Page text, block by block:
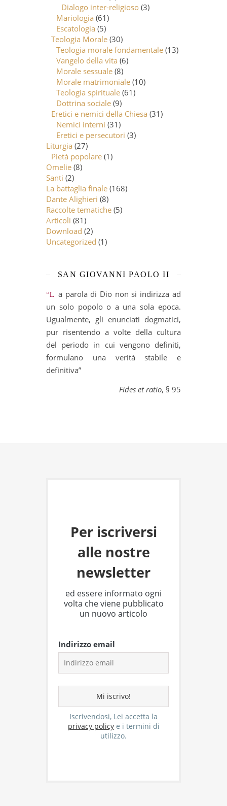
Dialogo inter-religioso (3)
Mariologia (61)
Escatologia (5)
Teologia Morale (30)
Teologia morale fondamentale (13)
Vangelo della vita (6)
Morale sessuale (8)
Morale matrimoniale (10)
Teologia spirituale (61)
Dottrina sociale (9)
Eretici e nemici della Chiesa (31)
Nemici interni (31)
Eretici e persecutori (3)
Liturgia (27)
Pietà popolare (1)
Omelie (8)
Santi (2)
La battaglia finale (168)
Dante Alighieri (8)
Raccolte tematiche (5)
Articoli (81)
Download (2)
Uncategorized (1)
SAN GIOVANNI PAOLO II
“La parola di Dio non si indirizza ad
un solo popolo o a una sola epoca.
Ugualmente, gli enunciati dogmatici,
pur risentendo a volte della cultura
del periodo in cui vengono definiti,
formulano una verità stabile e
definitiva”
Fides et ratio, § 95
Per iscriversi
alle nostre
newsletter
ed essere informato ogni
volta che viene pubblicato
un nuovo articolo
Indirizzo email
Iscrivendosi, Lei accetta la
privacy policye i termini di
utilizzo.